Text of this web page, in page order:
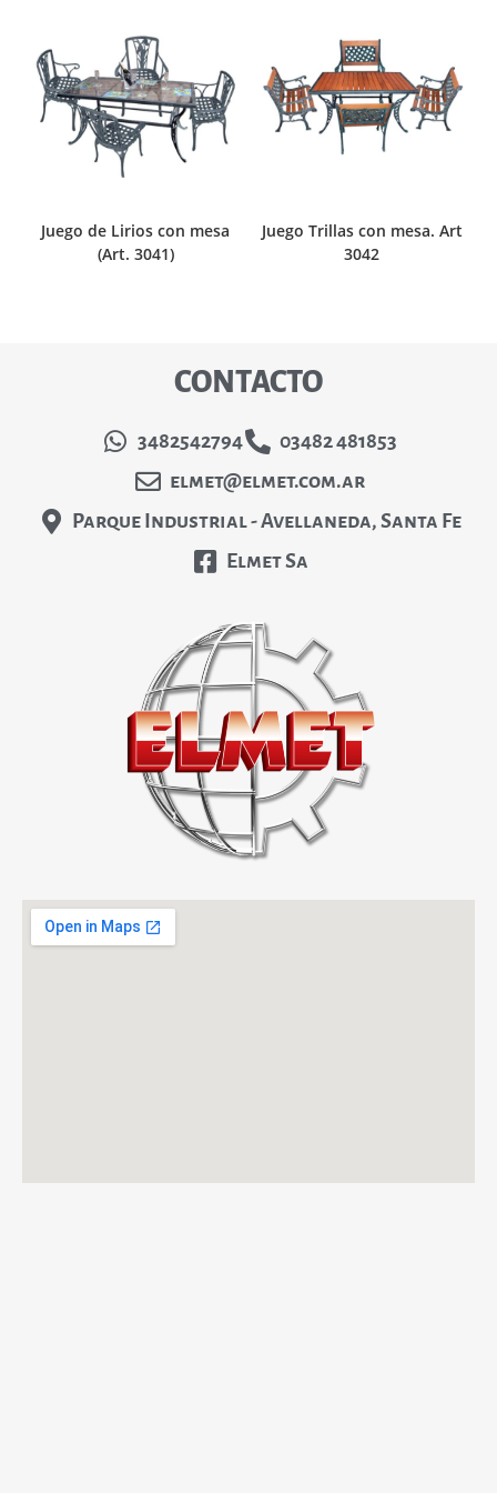
Juego de Lirios con mesa
(Art. 3041)
Juego Trillas con mesa. Art
3042
CONTACTO
3482542794
03482 481853
elmet@elmet.com.ar
Parque Industrial - Avellaneda, Santa Fe
Elmet Sa